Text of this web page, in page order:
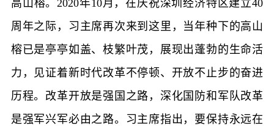
高山榕。2020年10月，在庆祝深圳经济特区建立40
周年之际，习主席再次来到这里，当年种下的高山
榕已是亭亭如盖、枝繁叶茂，展现出蓬勃的生命活
力，见证着新时代改革不停顿、开放不止步的奋进
历程。改革开放是强国之路，深化国防和军队改革
是强军兴军必由之路。习主席指出，要保持永远在